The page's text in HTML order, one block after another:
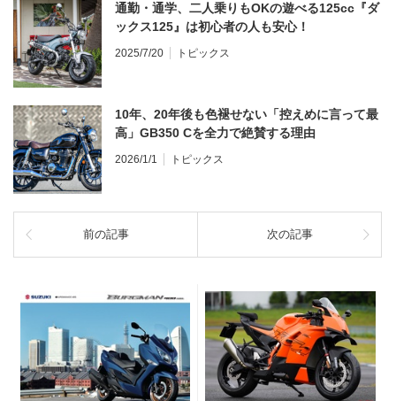
通勤・通学、二人乗りもOKの遊べる125cc『ダ
ックス125』は初心者の人も安心！
2025/7/20 トピックス
10年、20年後も色褪せない「控えめに言って最
高」GB350 Cを全力で絶賛する理由
2026/1/1 トピックス
前の記事 次の記事